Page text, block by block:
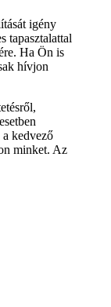
igény
tapasztalattal
Ha Ön is
hívjon
a kedvező
minket. Az